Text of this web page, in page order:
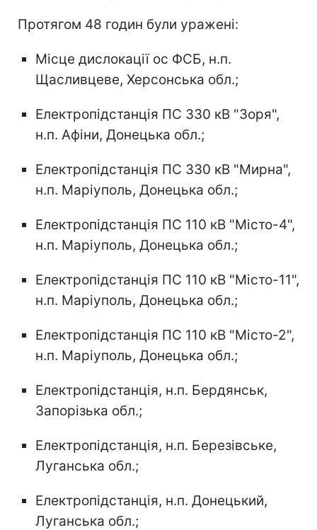
Протягом 48 годин були уражені:
Місце дислокації ос ФСБ, н.п.
Щасливцеве, Херсонська обл.;
Електропідстанція ПС 330 кВ "Зоря",
н.п. Афіни, Донецька обл.;
Електропідстанція ПС 330 кВ "Мирна",
н.п. Маріуполь, Донецька обл.;
Електропідстанція ПС 110 кВ "Місто-4",
н.п. Маріуполь, Донецька обл.;
Електропідстанція ПС 110 кВ "Місто-11",
н.п. Маріуполь, Донецька обл.;
Електропідстанція ПС 110 кВ "Місто-2",
н.п. Маріуполь, Донецька обл.;
Електропідстанція, н.п. Бердянськ,
Запорізька обл.;
Електропідстанція, н.п. Березівське,
Луганська обл.;
Електропідстанція, н.п. Донецький,
Луганська обл.;